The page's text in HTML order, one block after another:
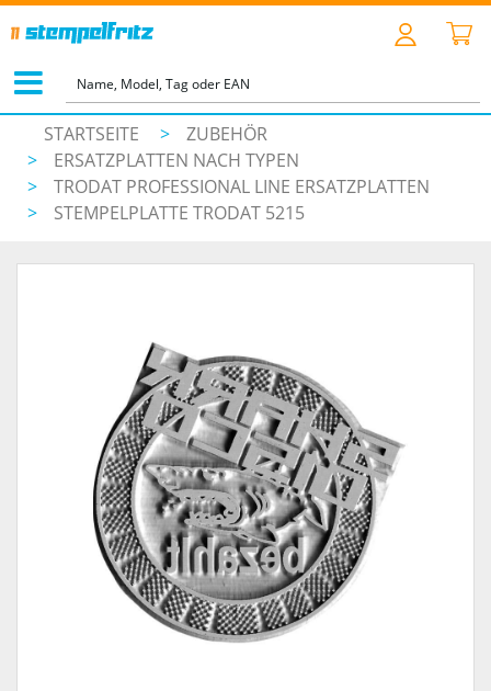
STARTSEITE >
ZUBEHÖR
>
ERSATZPLATTEN NACH TYPEN
>
TRODAT PROFESSIONAL LINE ERSATZPLATTEN
>
STEMPELPLATTE TRODAT 5215